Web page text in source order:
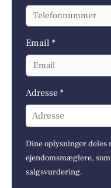
Email *
Adresse *
Adresse
Dine oplysninger deles
ejendomsmæglere,
salgsvurdering.